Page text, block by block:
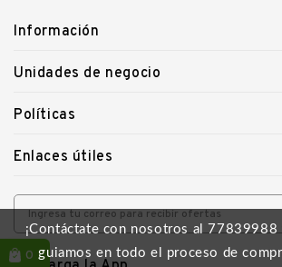
0
¡Contáctate con nosotros al 77839988
guiamos en todo el proceso de
Información
Unidades de negocio
Políticas
Enlaces útiles